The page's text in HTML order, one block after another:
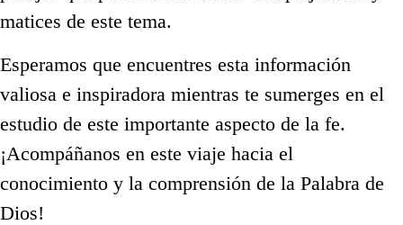
matices de este tema.
Esperamos que encuentres esta información
valiosa e inspiradora mientras te sumerges en el
estudio de este importante aspecto de la fe.
¡Acompáñanos en este viaje hacia el
conocimiento y la comprensión de la Palabra de
Dios!